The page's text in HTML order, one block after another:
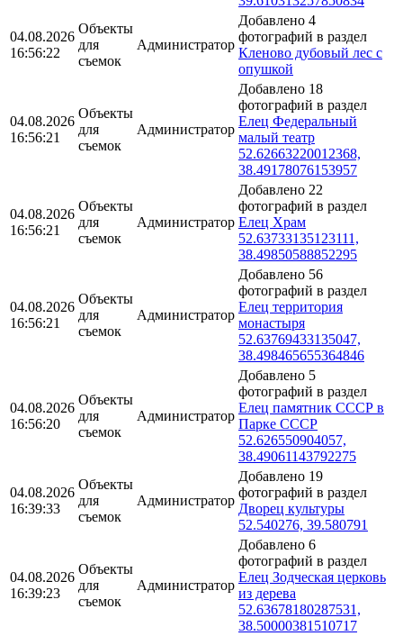
04.08.2026
16:56:22
Объекты
для
съемок
Администратор
Добавлено 4
фотографий в раздел
Кленово дубовый лес с
опушкой
04.08.2026
16:56:21
Объекты
для
съемок
Администратор
Добавлено 18
фотографий в раздел
Елец Федеральный
малый театр
52.62663220012368,
38.49178076153957
04.08.2026
16:56:21
Объекты
для
съемок
Администратор
Добавлено 22
фотографий в раздел
Елец Храм
52.63733135123111,
38.49850588852295
04.08.2026
16:56:21
Объекты
для
съемок
Администратор
Добавлено 56
фотографий в раздел
Елец территория
монастыря
52.63769433135047,
38.498465655364846
04.08.2026
16:56:20
Объекты
для
съемок
Администратор
Добавлено 5
фотографий в раздел
Елец памятник СССР в
Парке СССР
52.626550904057,
38.49061143792275
04.08.2026
16:39:33
Объекты
для
съемок
Администратор
Добавлено 19
фотографий в раздел
Дворец культуры
52.540276, 39.580791
04.08.2026
16:39:23
Объекты
для
съемок
Администратор
Добавлено 6
фотографий в раздел
Елец Зодческая церковь
из дерева
52.63678180287531,
38.50000381510717